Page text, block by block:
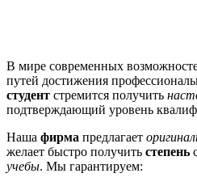
В мире современных
путей достижения
студент стремится получить
подтверждающий уровень
Наша фирма предлагает
желает быстро получить степень
учебы. Мы гарантируем: